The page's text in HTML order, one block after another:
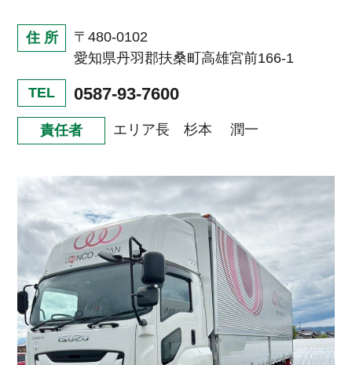
住 所
〒480-0102
愛知県丹羽郡扶桑町高雄宮前166-1
TEL 0587-93-7600
責任者 エリア長 杉本 潤一